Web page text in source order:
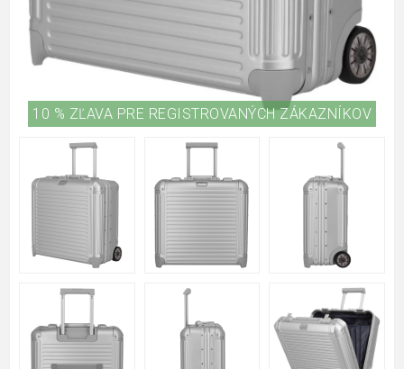
10 % ZĽAVA PRE REGISTROVANÝCH ZÁKAZNÍKOV